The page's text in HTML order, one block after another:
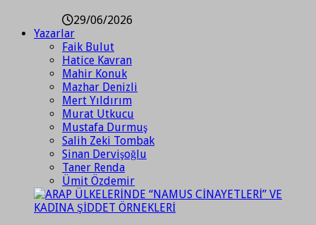
29/06/2026
Yazarlar
Faik Bulut
Hatice Kavran
Mahir Konuk
Mazhar Denizli
Mert Yıldırım
Murat Utkucu
Mustafa Durmuş
Salih Zeki Tombak
Sinan Dervişoğlu
Taner Renda
Ümit Özdemir